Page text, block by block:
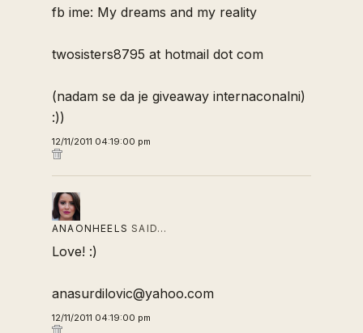
fb ime: My dreams and my reality
twosisters8795 at hotmail dot com
(nadam se da je giveaway internaconalni)
:))
12/11/2011 04:19:00 pm
ANAONHEELS SAID…
Love! :)
anasurdilovic@yahoo.com
12/11/2011 04:19:00 pm